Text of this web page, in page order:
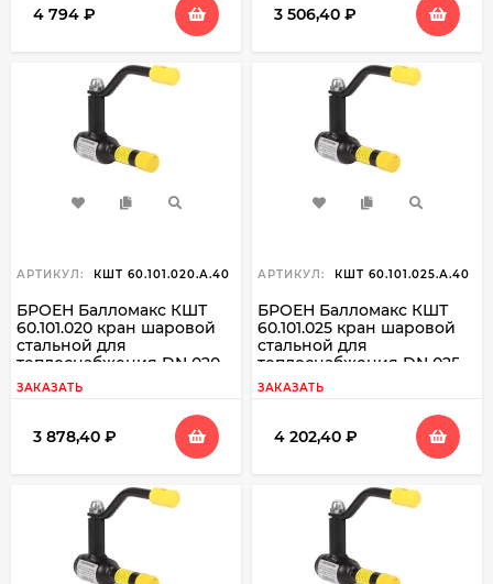
4 794 ₽ 3 506,40 ₽
АРТИКУЛ: КШТ 60.101.020.А.40
БРОЕН Балломакс КШТ
60.101.020 кран шаровой
стальной для
теплоснабжения DN 020
PN 40 резьба вн./свар
ЗАКАЗАТЬ
3 878,40 ₽
АРТИКУЛ: КШТ 60.101.025.А.40
БРОЕН Балломакс КШТ
60.101.025 кран шаровой
стальной для
теплоснабжения DN 025
PN 40 резьба вн./свар
ЗАКАЗАТЬ
4 202,40 ₽